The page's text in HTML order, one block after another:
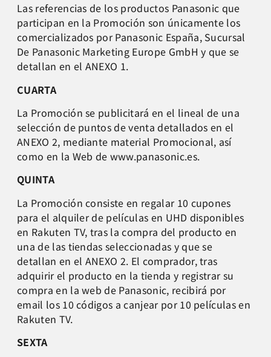
Las referencias de los productos Panasonic que
participan en la Promoción son únicamente los
comercializados por Panasonic España, Sucursal
De Panasonic Marketing Europe GmbH y que se
detallan en el ANEXO 1.
CUARTA
La Promoción se publicitará en el lineal de una
selección de puntos de venta detallados en el
ANEXO 2, mediante material Promocional, así
como en la Web de www.panasonic.es.
QUINTA
La Promoción consiste en regalar 10 cupones
para el alquiler de películas en UHD disponibles
en Rakuten TV, tras la compra del producto en
una de las tiendas seleccionadas y que se
detallan en el ANEXO 2. El comprador, tras
adquirir el producto en la tienda y registrar su
compra en la web de Panasonic, recibirá por
email los 10 códigos a canjear por 10 películas en
Rakuten TV.
SEXTA